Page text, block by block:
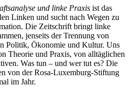
und linke Praxis ist das
Linken und sucht nach Wegen zu
Die Zeitschrift bringt linke
jenseits der Trennung von
Politik, Ökonomie und Kultur. Uns
Theorie und Praxis, von alltäglichen
Was tun – und wer tut es? Die
von der Rosa-Luxemburg-Stiftung
im Jahr.